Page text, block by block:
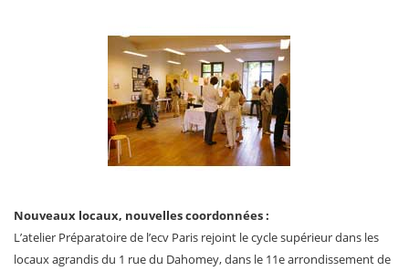
Nouveaux locaux, nouvelles coordonnées :
L’atelier Préparatoire de l’ecv Paris rejoint le cycle supérieur dans les
locaux agrandis du 1 rue du Dahomey, dans le 11e arrondissement de